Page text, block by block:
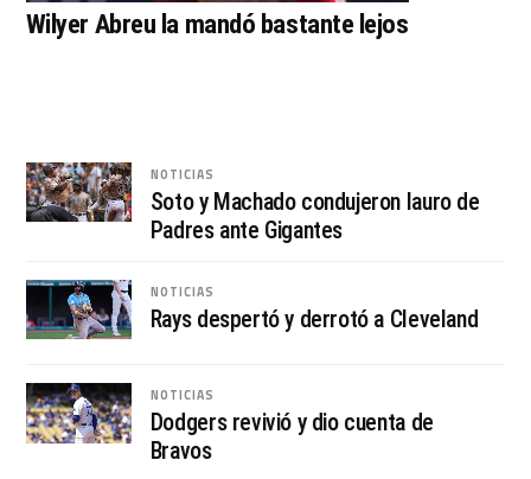
Wilyer Abreu la mandó bastante lejos
NOTICIAS
Soto y Machado condujeron lauro de
Padres ante Gigantes
NOTICIAS
Rays despertó y derrotó a Cleveland
NOTICIAS
Dodgers revivió y dio cuenta de
Bravos